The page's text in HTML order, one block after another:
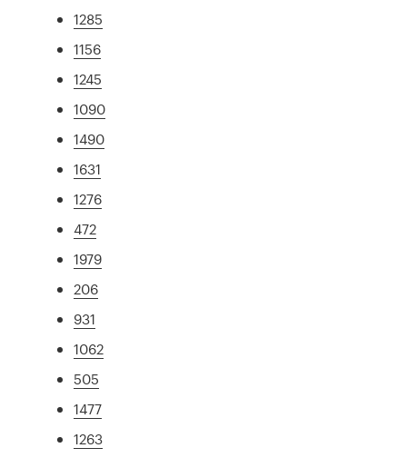
1285
1156
1245
1090
1490
1631
1276
472
1979
206
931
1062
505
1477
1263